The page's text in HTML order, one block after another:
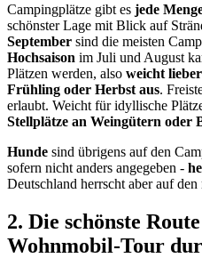
Campingplätze gibt es jede
schönster Lage mit Blick auf
September sind die meisten
Hochsaison im Juli und August
Plätzen werden, also weicht
Frühling oder Herbst aus.
erlaubt. Weicht für idyllische
Stellplätze an Weingütern oder
Hunde sind übrigens auf den
sofern nicht anders angegeben -
Deutschland herrscht aber auf den
2. Die schönste
Wohnmobil-Tour